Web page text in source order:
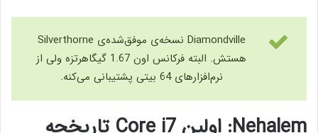
Diamondville نسخه‌ی موفق‌شده‌ی Silverthorne
هستش. البته فرکانس اون 1.67 گیگاهرتزه ولی از
نرم‌افزارهای 64 بیتی پشتیبانی می‌کنه.